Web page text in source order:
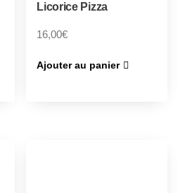
Licorice Pizza
16,00€
Ajouter au panier